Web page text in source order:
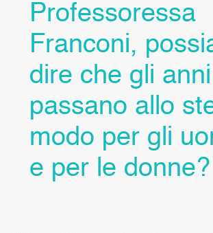
Professoressa
Franconi,
dire che gli
passano allo
modo per gli
e per le donne?